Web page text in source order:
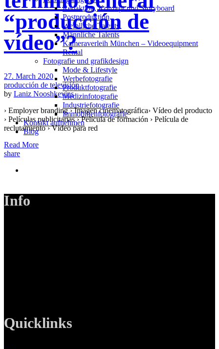
Redak­ti­on, Kon­zept und Storyboard
Post­pro­duk­ti­on
Weiblliche Talents
Männliche Talents
Kameraverleih München – Videoequipment
Rental
Fotografie und grafikdesign
Mode & Lifestyle
Werbefotografie
Produktfotografie
Medizinfotografie
Industriefotografie
Immobilienfotografie
Kontakt aufnehmen
Blog
“producción de
vídeo”?
27. March 2020
producción de televisión
by Laniz Nooshkevins
› Employer branding › Imagen cinematográfica› Vídeo del producto
› Películas publicitarias › Película de formación › Película de
reclutamiento › Vídeo para red
Read More
share
Info
Quicklinks